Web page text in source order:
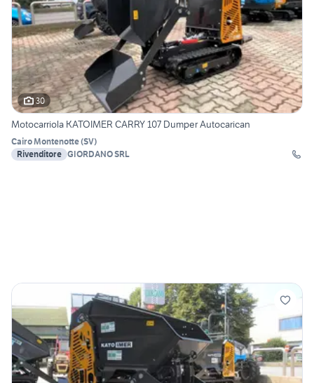
30
Motocarriola KATOIMER CARRY 107 Dumper Autocarican
Cairo Montenotte(SV)
Rivenditore GIORDANO SRL